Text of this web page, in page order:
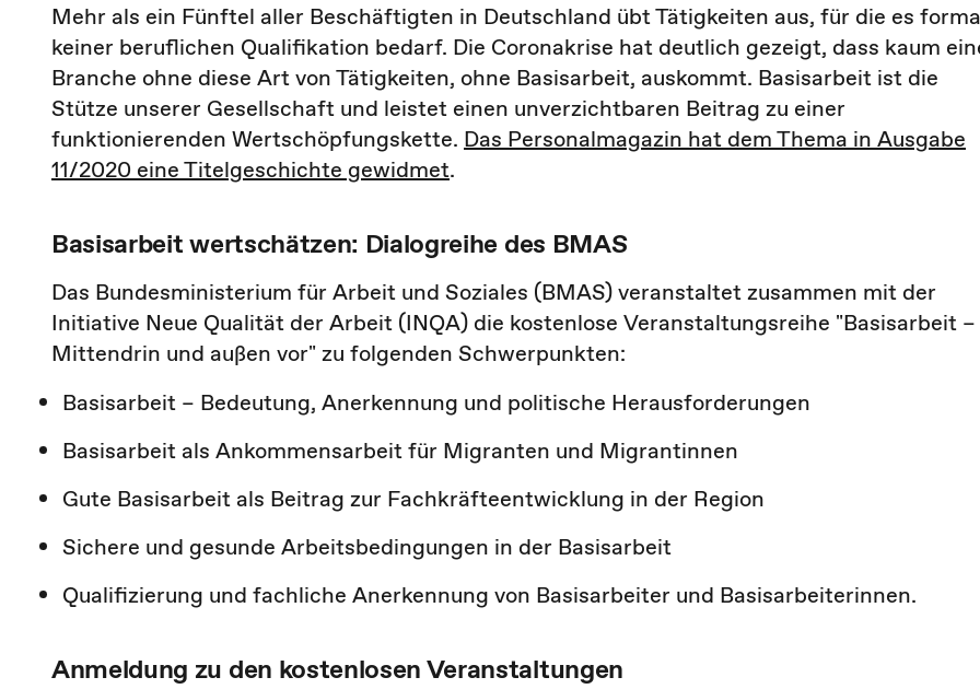
Mehr als ein Fünftel aller Beschäftigten in Deutschland übt Tätigkeiten aus, für die es
keiner beruflichen Qualifikation bedarf. Die Coronakrise hat deutlich gezeigt, dass kaum
Branche ohne diese Art von Tätigkeiten, ohne Basisarbeit, auskommt. Basisarbeit ist die
Stütze unserer Gesellschaft und leistet einen unverzichtbaren Beitrag zu einer
funktionierenden Wertschöpfungskette. Das Personalmagazin hat dem Thema in Ausgabe
11/2020 eine Titelgeschichte gewidmet.
Basisarbeit wertschätzen: Dialogreihe des BMAS
Das Bundesministerium für Arbeit und Soziales (BMAS) veranstaltet zusammen mit der
Initiative Neue Qualität der Arbeit (INQA) die kostenlose Veranstaltungsreihe "Basisarbeit –
Mittendrin und außen vor" zu folgenden Schwerpunkten:
Basisarbeit – Bedeutung, Anerkennung und politische Herausforderungen
Basisarbeit als Ankommensarbeit für Migranten und Migrantinnen
Gute Basisarbeit als Beitrag zur Fachkräfteentwicklung in der Region
Sichere und gesunde Arbeitsbedingungen in der Basisarbeit
Qualifizierung und fachliche Anerkennung von Basisarbeiter und Basisarbeiterinnen.
Anmeldung zu den kostenlosen Veranstaltungen